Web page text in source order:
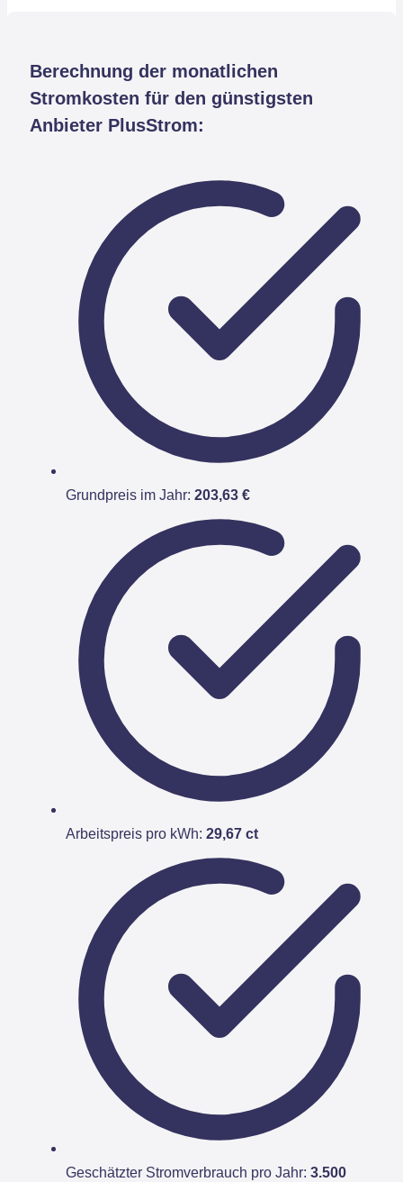
Berechnung der monatlichen
Stromkosten für den günstigsten
Anbieter PlusStrom:
Grundpreis im Jahr: 203,63 €
Arbeitspreis pro kWh: 29,67 ct
Geschätzter Stromverbrauch pro Jahr: 3.500